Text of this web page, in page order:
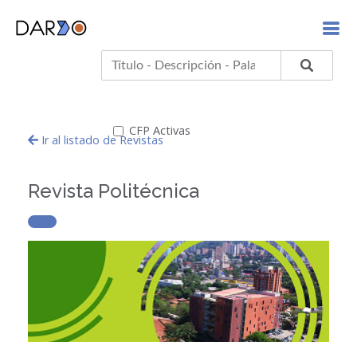
CFP Activas
Ir al listado de Revistas
Revista Politécnica